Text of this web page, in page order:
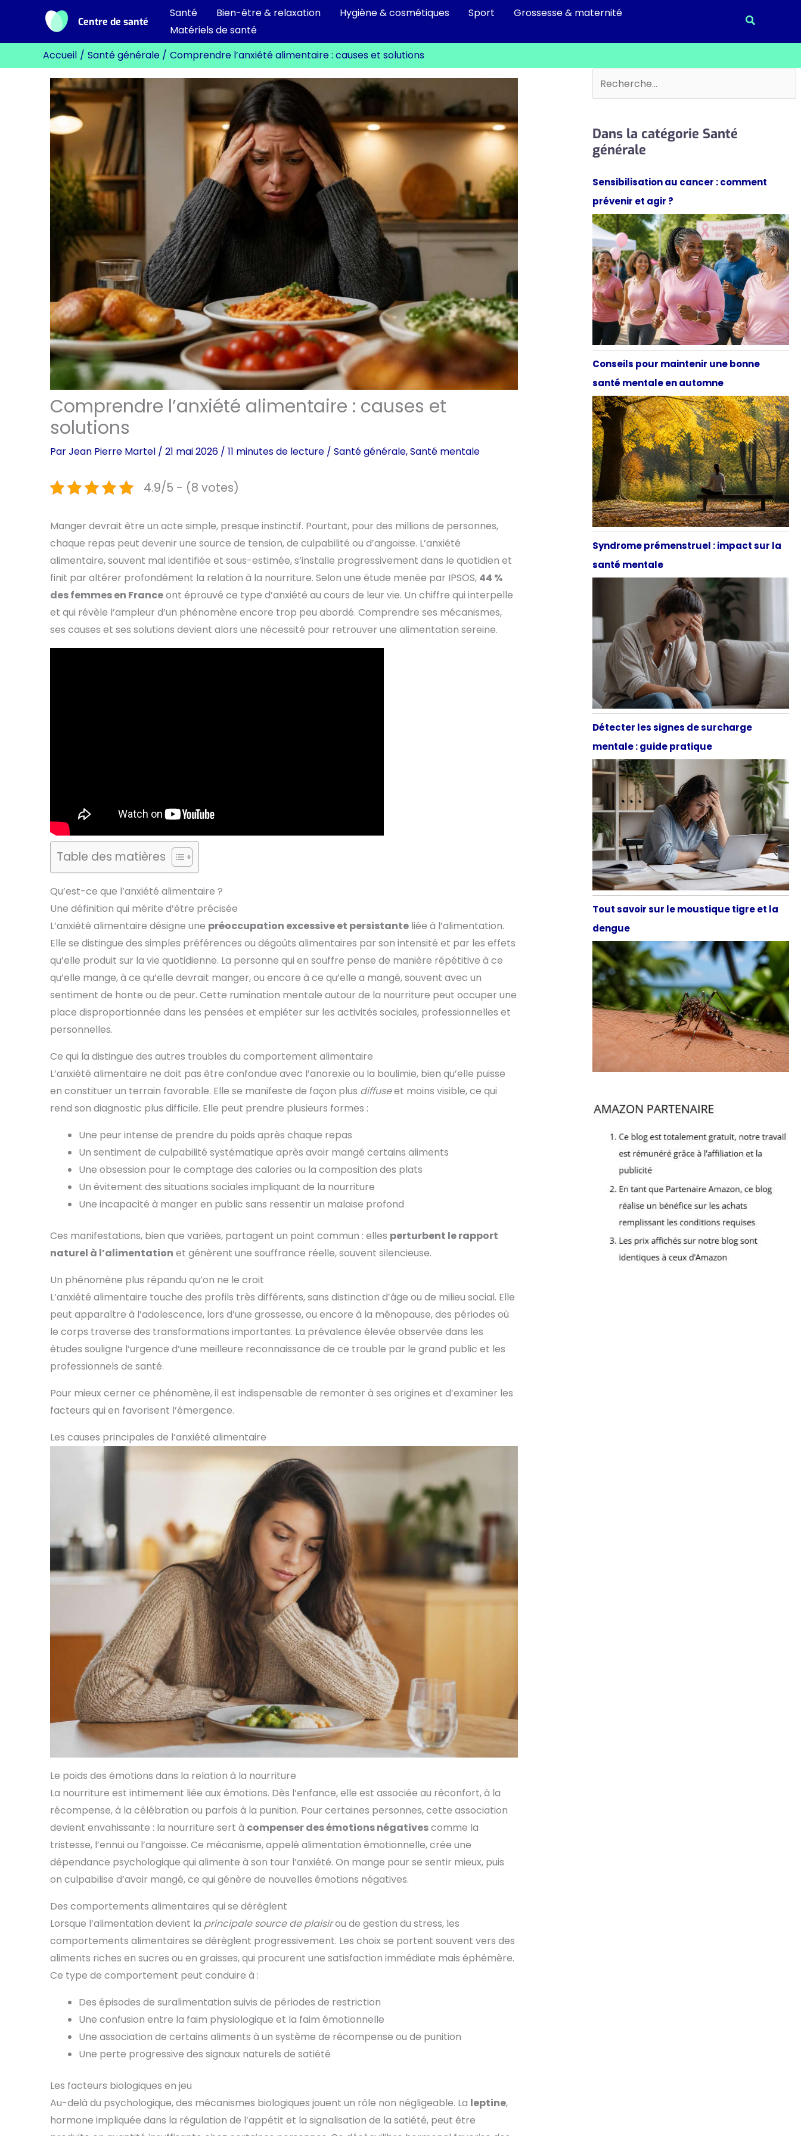
contenu
Centre de santé
Santé Bien-être & relaxation Hygiène & cosmétiques Sport
Grossesse & maternité
Matériels de santé
Accueil Santé générale Comprendre l’anxiété alimentaire : causes et solutions
Comprendre l’anxiété alimentaire : causes et
solutions
ParJean Pierre Martel / 21 mai 2026 / 11 minutes de lecture / Santé générale,Santé mentale
4.9/5 - (8 votes)
Manger devrait être un acte simple, presque instinctif. Pourtant, pour des millions de personnes,
chaque repas peut devenir une source de tension, de culpabilité ou d’angoisse. L’anxiété
alimentaire, souvent mal identifiée et sous-estimée, s’installe progressivement dans le quotidien et
finit par altérer profondément la relation à la nourriture. Selon une étude menée par IPSOS, 44 %
des femmes en Franceont éprouvé ce type d’anxiété au cours de leur vie. Un chiffre qui interpelle
et qui révèle l’ampleur d’un phénomène encore trop peu abordé. Comprendre ses mécanismes,
ses causes et ses solutions devient alors une nécessité pour retrouver une alimentation sereine.
Table des matières
Qu’est-ce que l’anxiété alimentaire ?
Une définition qui mérite d’être précisée
L’anxiété alimentaire désigne une préoccupation excessive et persistante liée à l’alimentation.
Elle se distingue des simples préférences ou dégoûts alimentaires par son intensité et par les effets
qu’elle produit sur la vie quotidienne. La personne qui en souffre pense de manière répétitive à ce
qu’elle mange, à ce qu’elle devrait manger, ou encore à ce qu’elle a mangé, souvent avec un
sentiment de honte ou de peur. Cette rumination mentale autour de la nourriture peut occuper une
place disproportionnée dans les pensées et empiéter sur les activités sociales, professionnelles et
personnelles.
Ce qui la distingue des autres troubles du comportement alimentaire
L’anxiété alimentaire ne doit pas être confondue avec l’anorexie ou la boulimie, bien qu’elle puisse
en constituer un terrain favorable. Elle se manifeste de façon plus diffuseet moins visible, ce qui
rend son diagnostic plus difficile. Elle peut prendre plusieurs formes :
Une peur intense de prendre du poids après chaque repas
Un sentiment de culpabilité systématique après avoir mangé certains aliments
Une obsession pour le comptage des calories ou la composition des plats
Un évitement des situations sociales impliquant de la nourriture
Une incapacité à manger en public sans ressentir un malaise profond
Ces manifestations, bien que variées, partagent un point commun : elles perturbent le rapport
naturel à l’alimentation et génèrent une souffrance réelle, souvent silencieuse.
Un phénomène plus répandu qu’on ne le croit
L’anxiété alimentaire touche des profils très différents, sans distinction d’âge ou de milieu social. Elle
peut apparaître à l’adolescence, lors d’une grossesse, ou encore à la ménopause, des périodes où
le corps traverse des transformations importantes. La prévalence élevée observée dans les
études souligne l’urgence d’une meilleure reconnaissance de ce trouble par le grand public et les
professionnels de santé.
Pour mieux cerner ce phénomène, il est indispensable de remonter à ses origines et d’examiner les
facteurs qui en favorisent l’émergence.
Les causes principales de l’anxiété alimentaire
Le poids des émotions dans la relation à la nourriture
La nourriture est intimement liée aux émotions. Dès l’enfance, elle est associée au réconfort, à la
récompense, à la célébration ou parfois à la punition. Pour certaines personnes, cette association
devient envahissante : la nourriture sert à compenser des émotions négativescomme la
tristesse, l’ennui ou l’angoisse. Ce mécanisme, appelé alimentation émotionnelle, crée une
dépendance psychologique qui alimente à son tour l’anxiété. On mange pour se sentir mieux, puis
on culpabilise d’avoir mangé, ce qui génère de nouvelles émotions négatives.
Des comportements alimentaires qui se dérèglent
Lorsque l’alimentation devient la principale source de plaisirou de gestion du stress, les
comportements alimentaires se dérèglent progressivement. Les choix se portent souvent vers des
aliments riches en sucres ou en graisses, qui procurent une satisfaction immédiate mais éphémère.
Ce type de comportement peut conduire à :
Des épisodes de suralimentation suivis de périodes de restriction
Une confusion entre la faim physiologique et la faim émotionnelle
Une association de certains aliments à un système de récompense ou de punition
Une perte progressive des signaux naturels de satiété
Les facteurs biologiques en jeu
Au-delà du psychologique, des mécanismes biologiques jouent un rôle non négligeable. La leptine,
hormone impliquée dans la régulation de l’appétit et la signalisation de la satiété, peut être
Rechercher
Dans la catégorie Santé
générale
Sensibilisation au cancer : comment
prévenir et agir ?
Conseils pour maintenir une bonne
santé mentale en automne
Syndrome prémenstruel : impact sur la
santé mentale
Détecter les signes de surcharge
mentale : guide pratique
Tout savoir sur le moustique tigre et la
dengue